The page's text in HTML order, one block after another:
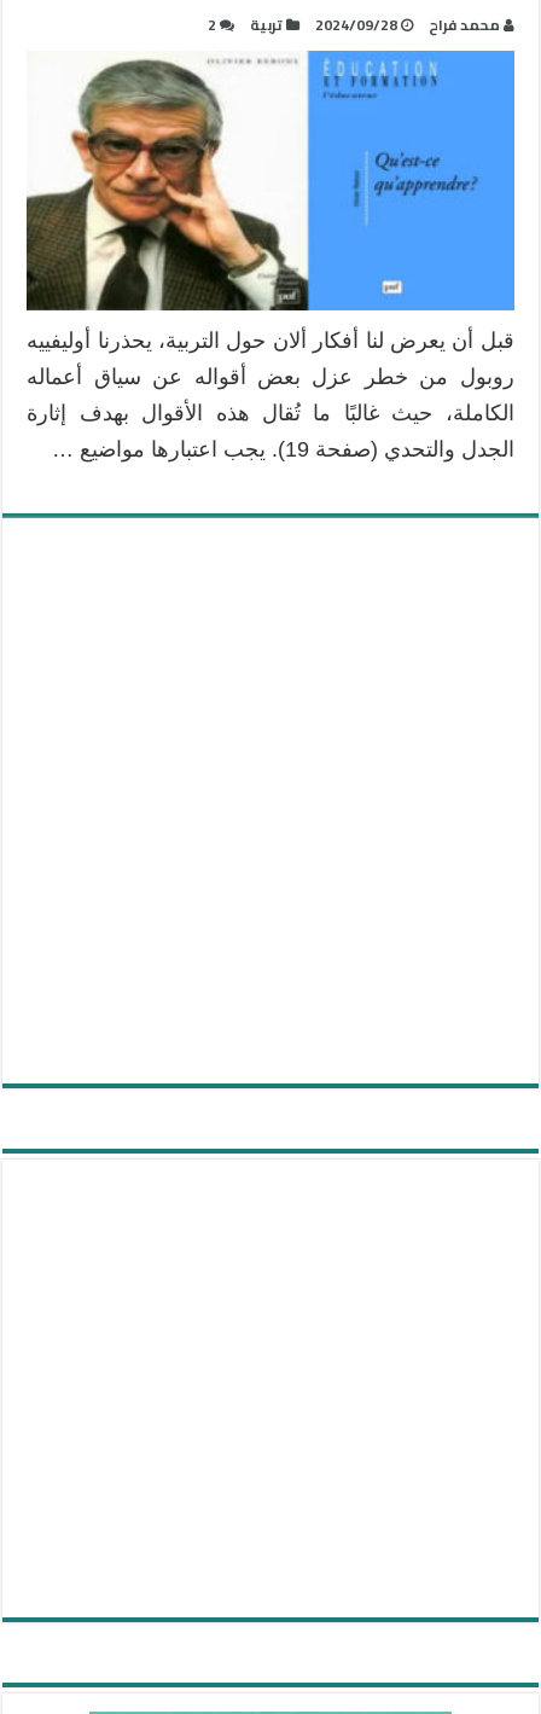
محمد فراح 2024/09/28 تربية 2
قبل أن يعرض لنا أفكار ألان حول التربية، يحذرنا أوليفييه
روبول من خطر عزل بعض أقواله عن سياق أعماله
الكاملة، حيث غالبًا ما تُقال هذه الأقوال بهدف إثارة
الجدل والتحدي (صفحة 19). يجب اعتبارها مواضيع …